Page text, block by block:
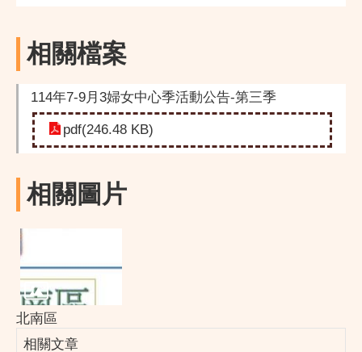
相關檔案
114年7-9月3婦女中心季活動公告-第三季
pdf(246.48 KB)
相關圖片
北南區
相關文章